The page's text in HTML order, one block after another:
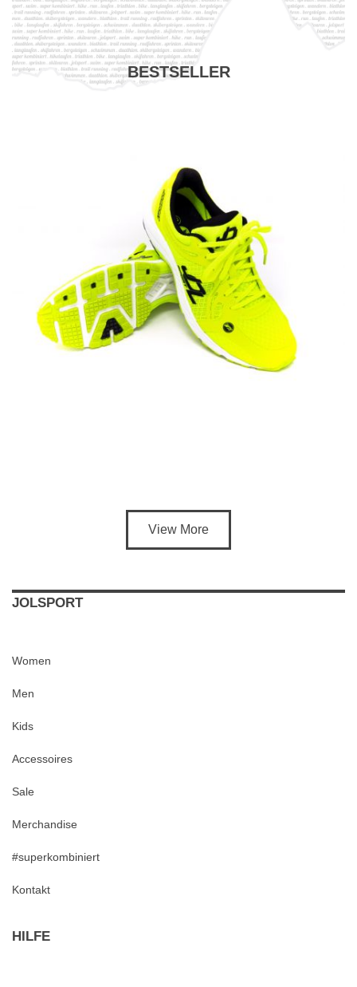
BESTSELLER
View More
JOLSPORT
Women
Men
Kids
Accessoires
Sale
Merchandise
#superkombiniert
Kontakt
HILFE